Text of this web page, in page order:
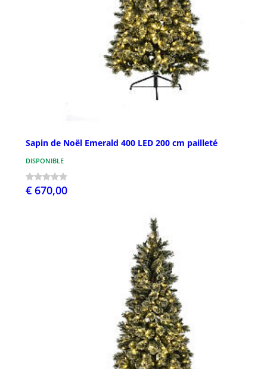
Sapin de Noël Emerald 400 LED 200 cm pailleté
DISPONIBLE
€ 670,00